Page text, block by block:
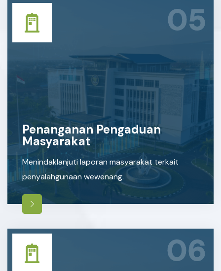
05
Penanganan Pengaduan
Masyarakat
Menindaklanjuti laporan masyarakat terkait
penyalahgunaan wewenang.
06